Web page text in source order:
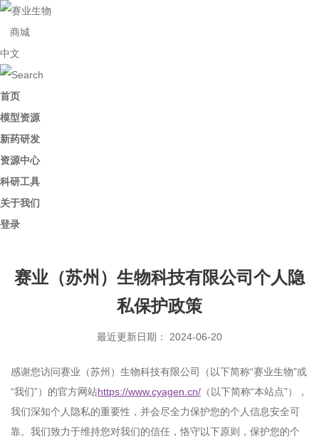
商城
中文
首页
模型资源
新药研发
资源中心
科研工具
关于我们
登录
赛业（苏州）生物科技有限公司个人隐
私保护政策
最近更新日期： 2024-06-20
感谢您访问赛业（苏州）生物科技有限公司（以下简称“赛业生物”或
“我们”）的官方网站https://www.cyagen.cn/ （以下简称“本站点”），
我们深知个人隐私的重要性，并会尽全力保护您的个人信息安全可
靠。我们致力于维持您对我们的信任，恪守以下原则，保护您的个